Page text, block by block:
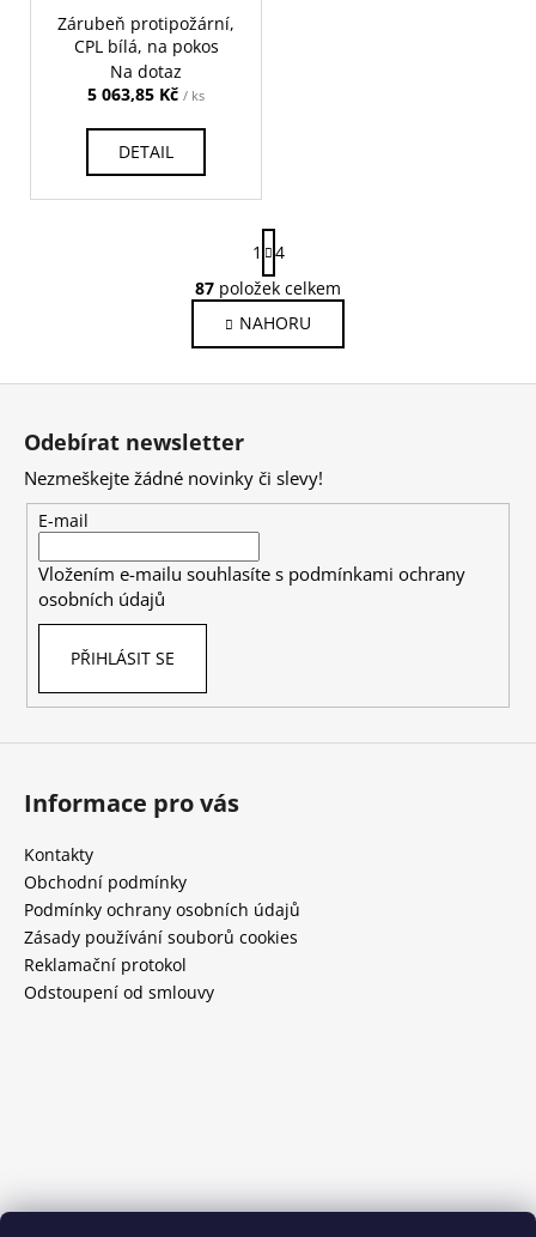
Zárubeň protipožární,
CPL bílá, na pokos
Na dotaz
5 063,85 Kč / ks
DETAIL
O
v
l
á
í
p
k
s
S
t
r
á
n
k
í
1
4
87 položek celkem
NAHORU
Z
Odebírat newsletter
Nezmeškejte žádné novinky či slevy!
E-mail
Vložením e-mailu souhlasíte s podmínkami ochrany
osobních údajů
PŘIHLÁSIT SE
Informace pro vás
Kontakty
Obchodní podmínky
Podmínky ochrany osobních údajů
Zásady používání souborů cookies
Reklamační protokol
Odstoupení od smlouvy